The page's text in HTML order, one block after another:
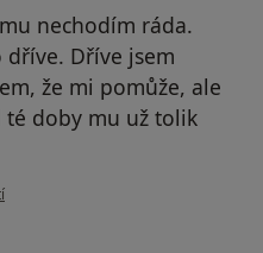
nechodím ráda.
Dříve jsem
že mi pomůže, ale
té doby mu už tolik
Váš účet byl odstraněn